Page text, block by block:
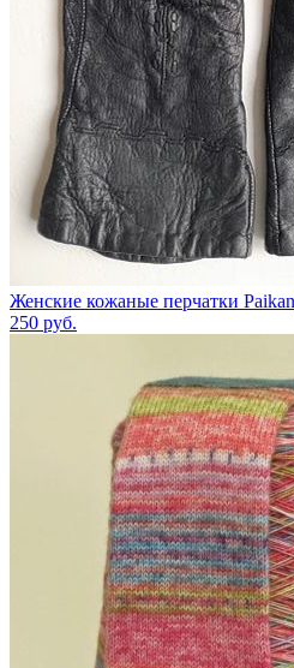
Женские кожаные перчатки
250 руб.